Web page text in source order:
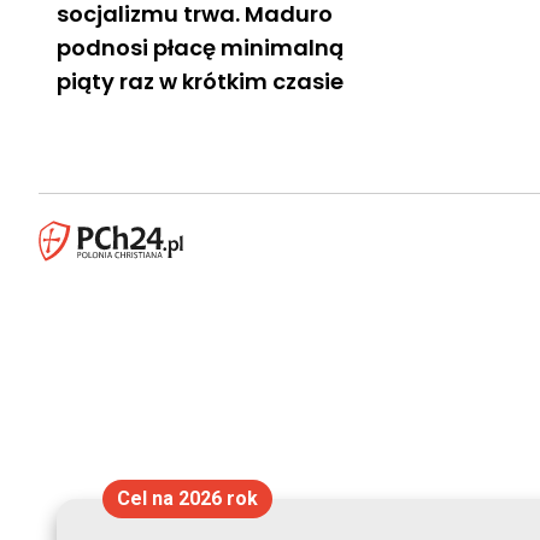
socjalizmu trwa. Maduro
podnosi płacę minimalną
piąty raz w krótkim czasie
Cel na 2026 rok